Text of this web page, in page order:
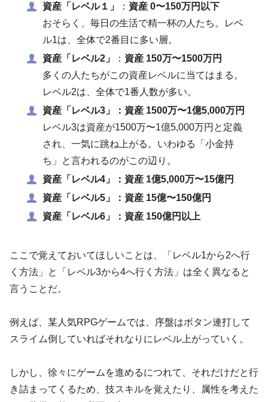
資産「レベル１」 ： 資産 0〜150万円以下
おそらく、毎日の生活で精一杯の人たち。レベ
ル1は、全体で2番目に多い層。
資産「レベル2」
： 資産 150万〜1500万円
多くの人たちがこの資産レベルに当てはまる。
レベル2は、全体で1番人数が多い。
資産「レベル3」：資産 1500万〜1億5,000万円
レベル3は資産が1500万〜1億5,000万円と定義
され、一気に跳ね上がる。いわゆる「小金持
ち」と言われるのがこの辺り。
資産「レベル4」：資産 1億5,000万〜15億円
資産「レベル5」：資産 15億〜150億円
資産「レベル6」：資産 150億円以上
ここで覚えておいてほしいことは、「レベル1から2へ行
く方法」と「レベル3から4へ行く方法」は全く異なると
言うことだ。
例えば、某人気RPGゲームでは、序盤はボタン連打して
スライム倒していればそれなりにレベル上がっていく。
しかし、徐々にゲームを進めるにつれて、それだけだと行
き詰まってくるため、技スキルを覚えたり、属性を考えた